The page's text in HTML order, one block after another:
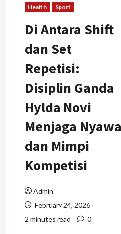
Health Sport
Di Antara Shift
dan Set
Repetisi:
Disiplin Ganda
Hylda Novi
Menjaga Nyawa
dan Mimpi
Kompetisi
Admin
February 24, 2026
2 minutes read
0